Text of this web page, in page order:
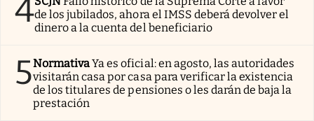
4de los jubilados, ahora el IMSS deberá devolver el
dinero a la cuenta del beneficiario
5NormativaYa es oficial: en agosto, las autoridades
visitarán casa por casa para verificar la existencia
de los titulares de pensiones o les darán de baja la
prestación